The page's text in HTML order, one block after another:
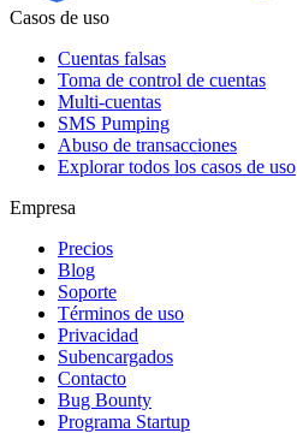
Casos de uso
Cuentas falsas
Toma de control de cuentas
Multi-cuentas
SMS Pumping
Abuso de transacciones
Explorar todos los casos de uso
Empresa
Precios
Blog
Soporte
Términos de uso
Privacidad
Subencargados
Contacto
Bug Bounty
Programa Startup